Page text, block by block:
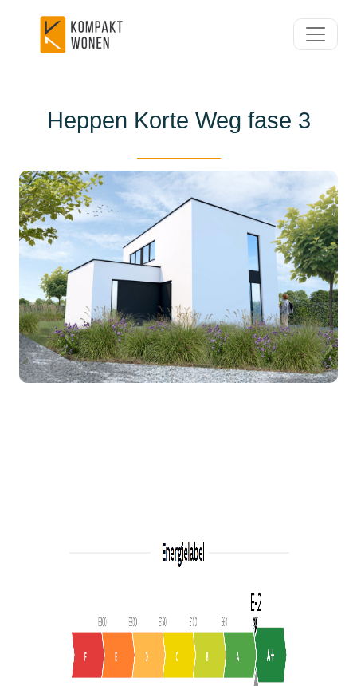
Heppen Korte Weg fase 3